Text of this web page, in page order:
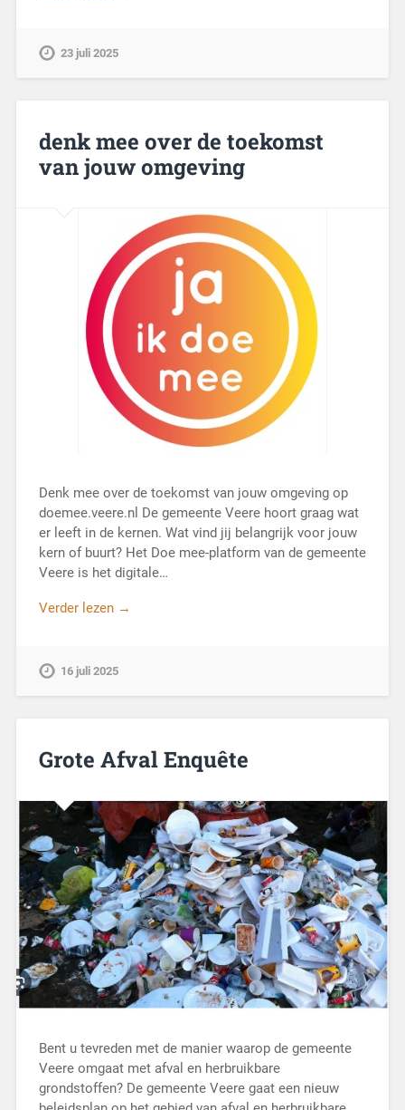
23 juli 2025
denk mee over de toekomst
van jouw omgeving
Denk mee over de toekomst van jouw omgeving op
doemee.veere.nl De gemeente Veere hoort graag wat
er leeft in de kernen. Wat vind jij belangrijk voor jouw
kern of buurt? Het Doe mee-platform van de gemeente
Veere is het digitale…
Verder lezen →
16 juli 2025
Grote Afval Enquête
Bent u tevreden met de manier waarop de gemeente
Veere omgaat met afval en herbruikbare
grondstoffen? De gemeente Veere gaat een nieuw